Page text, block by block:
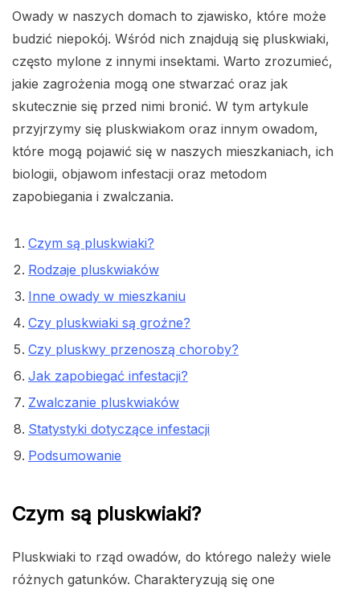
Owady w naszych domach to zjawisko, które może
budzić niepokój. Wśród nich znajdują się pluskwiaki,
często mylone z innymi insektami. Warto zrozumieć,
jakie zagrożenia mogą one stwarzać oraz jak
skutecznie się przed nimi bronić. W tym artykule
przyjrzymy się pluskwiakom oraz innym owadom,
które mogą pojawić się w naszych mieszkaniach, ich
biologii, objawom infestacji oraz metodom
zapobiegania i zwalczania.
Czym są pluskwiaki?
Rodzaje pluskwiaków
Inne owady w mieszkaniu
Czy pluskwiaki są groźne?
Czy pluskwy przenoszą choroby?
Jak zapobiegać infestacji?
Zwalczanie pluskwiaków
Statystyki dotyczące infestacji
Podsumowanie
Czym są pluskwiaki?
Pluskwiaki to rząd owadów, do którego należy wiele
różnych gatunków. Charakteryzują się one